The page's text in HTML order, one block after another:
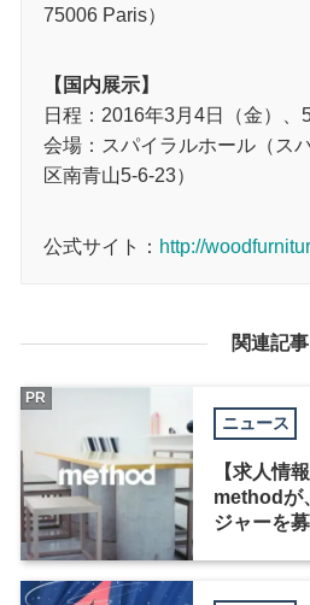
75006 Paris）
【国内展示】
日程：2016年3月4日（金）、5
会場：スパイラルホール（ス
区南青山5-6-23）
公式サイト： http://
関連記事
ニュース
【求人情
methodが
ジャーを
PR